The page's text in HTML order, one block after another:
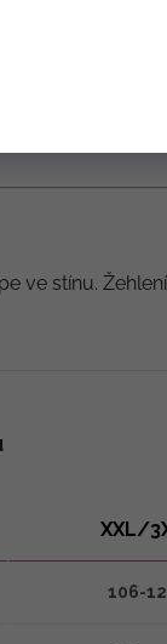
ve stínu.
XXL/
106-